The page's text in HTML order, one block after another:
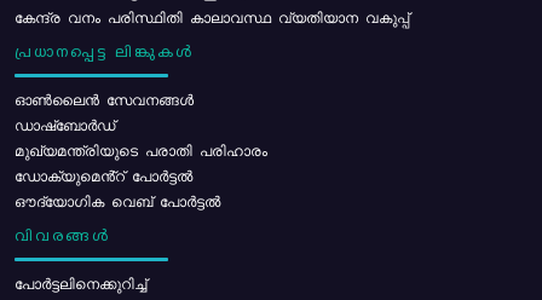
കേന്ദ്ര വനം പരിസ്ഥിതി കാലാവസ്ഥ വ്യതിയാന വകുപ്പ്
പ്രധാനപ്പെട്ട ലിങ്കുകൾ
ഓൺലൈൻ സേവനങ്ങൾ
ഡാഷ്ബോർഡ്
മുഖ്യമന്ത്രിയുടെ പരാതി പരിഹാരം
ഡോക്യുമെൻ്റ് പോർട്ടൽ
ഔദ്യോഗിക വെബ് പോർട്ടൽ
വിവരങ്ങൾ
പോര്‍ട്ടലിനെക്കുറിച്ച്